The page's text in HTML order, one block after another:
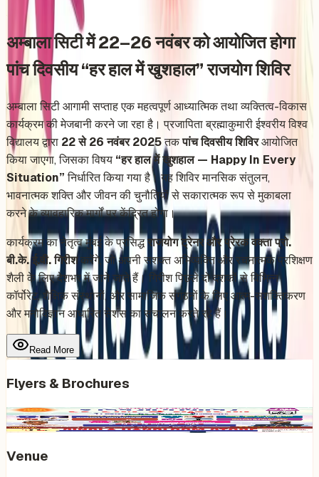
Add to Calendar
अम्बाला सिटी में 22–26 नवंबर को आयोजित होगा
पांच दिवसीय “हर हाल में खुशहाल” राजयोग शिविर
अम्बाला सिटी आगामी सप्ताह एक महत्वपूर्ण आध्यात्मिक तथा व्यक्तित्व-विकास
कार्यक्रम की मेजबानी करने जा रहा है। प्रजापिता ब्रह्माकुमारी ईश्वरीय विश्व
विद्यालय द्वारा 22 से 26 नवंबर 2025तकपांच दिवसीय शिविरआयोजित
किया जाएगा, जिसका विषय “हर हाल में खुशहाल — Happy In Every
Situation”निर्धारित किया गया है। यह शिविर मानसिक संतुलन,
भावनात्मक शक्ति और जीवन की चुनौतियों से सकारात्मक रूप से मुकाबला
करने के व्यावहारिक मार्गों पर केंद्रित होगा।
कार्यक्रम का नेतृत्व मुंबई के प्रसिद्धराजयोग ट्रेनर और प्रेरक वक्ता प्रो.
बी.के. ई.वी. गिरीशकरेंगे, जो अपनी सशक्त अभिव्यक्ति और रचनात्मक प्रशिक्षण
शैली के लिए देशभर में जाने जाते हैं। गिरीश पिछले दो दशकों से विभिन्न
कॉर्पोरेट, शैक्षिक संस्थानों, और सामाजिक संगठनों के लिए आत्म-सशक्तिकरण
और मनोविज्ञान आधारित सेशंस का संचालन करते रहे हैं।
Read More
Flyers & Brochures
Venue